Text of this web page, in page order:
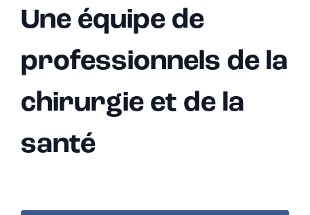
Une équipe de
professionnels de la
chirurgie et de la
santé